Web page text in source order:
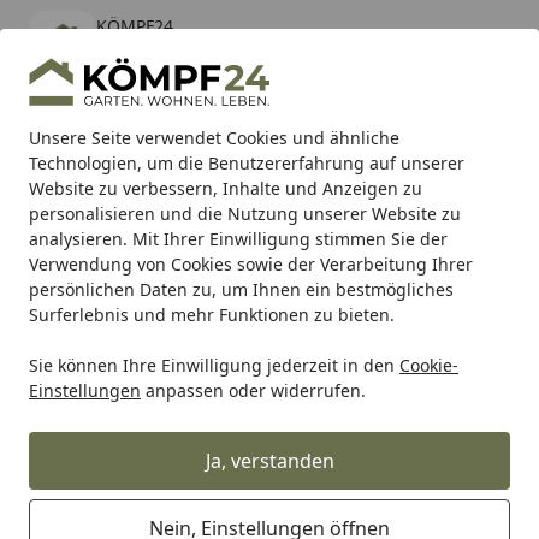
Unsere Seite verwendet Cookies und ähnliche
Technologien, um die Benutzererfahrung auf unserer
Website zu verbessern, Inhalte und Anzeigen zu
personalisieren und die Nutzung unserer Website zu
analysieren. Mit Ihrer Einwilligung stimmen Sie der
Verwendung von Cookies sowie der Verarbeitung Ihrer
persönlichen Daten zu, um Ihnen ein bestmögliches
Surferlebnis und mehr Funktionen zu bieten.
Sie können Ihre Einwilligung jederzeit in den Cookie-
Einstellungen anpassen oder widerrufen.
Ja, verstanden
Nein, Einstellungen öffnen
KÖMPF24
kostenlos - Im App Store
Hotline
Alle Produkte
Mein Konto
Suchen
Futter- & Wasserbehälter
für Vögel